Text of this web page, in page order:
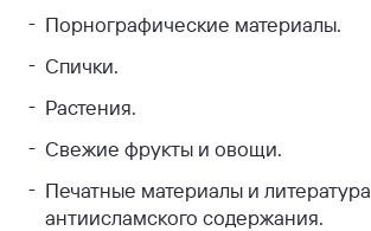
Порнографические материалы.
Спички.
Растения.
Свежие фрукты и овощи.
Печатные материалы и литература
антиисламского содержания.